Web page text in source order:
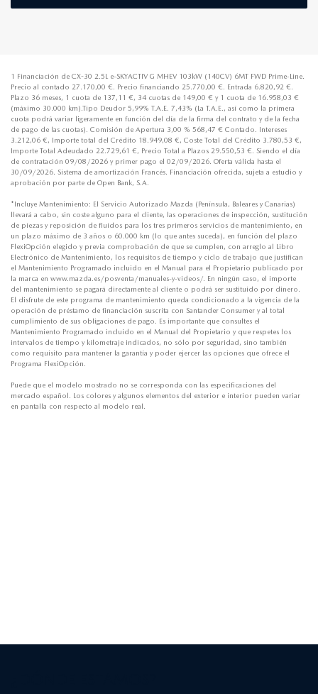
1 Financiación de CX-30 2.5L e-SKYACTIV G MHEV 103kW (140CV) 6MT FWD Prime-Line.
Precio al contado 27.170,00 €. Precio financiando 25.770,00 €. Entrada 6.820,92 €.
Plazo 36 meses, 1 cuota de 137,11 €, 34 cuotas de 149,00 € y 1 cuota de 16.958,03 €
(máximo 30.000 km).Tipo Deudor 5,99% T.A.E. 7,43% (La T.A.E., así como la primera
cuota podrá variar ligeramente en función del día de la firma del contrato y de la fecha
de pago de las cuotas). Comisión de Apertura 3,00 % 568,47 € Contado. Intereses
3.212,06 €, Importe total del Crédito 18.949,08 €, Coste Total del Crédito 3.780,53 €,
Importe Total Adeudado 22.729,61 €, Precio Total a Plazos 29.550,53 €. Siendo el día
de contratación 09/08/2026 y primer pago el 02/09/2026. Oferta válida hasta el
30/09/2026. Sistema de amortización Francés. Financiación ofrecida, sujeta a estudio y
aprobación por parte de Open Bank, S.A.
*Incluye Mantenimiento: El Servicio Autorizado Mazda (Península, Baleares y Canarias)
llevará a cabo, sin coste alguno para el cliente, las operaciones de inspección, sustitución
de piezas y reposición de fluidos para los tres primeros servicios de mantenimiento, en
un plazo máximo de 3 años o 60.000 km (lo que antes suceda), en función del plazo
FlexiOpción elegido y previa comprobación de que se cumplen, con arreglo al Libro
Electrónico de Mantenimiento, los requisitos de tiempo y ciclo de trabajo que justifican
el Mantenimiento Programado incluido en el Manual para el Propietario publicado por
la marca en www.mazda.es/posventa/manuales-y-videos/. En ningún caso, el importe
del mantenimiento se pagará directamente al cliente o podrá ser sustituido por dinero.
El disfrute de este programa de mantenimiento queda condicionado a la vigencia de la
operación de préstamo de financiación suscrita con Santander Consumer y al total
cumplimiento de sus obligaciones de pago. Es importante que consultes el
Mantenimiento Programado incluido en el Manual del Propietario y que respetes los
intervalos de tiempo y kilometraje indicados, no sólo por seguridad, sino también
como requisito para mantener la garantía y poder ejercer las opciones que ofrece el
Programa FlexiOpción.
Puede que el modelo mostrado no se corresponda con las especificaciones del
mercado español. Los colores y algunos elementos del exterior e interior pueden variar
en pantalla con respecto al modelo real.